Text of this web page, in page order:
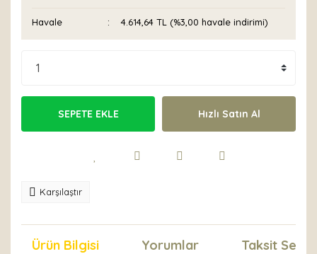
Havale 4.614,64 TL (%3,00 havale indirimi)
SEPETE EKLE Hızlı Satın Al
Karşılaştır
Ürün Bilgisi Yorumlar Taksit